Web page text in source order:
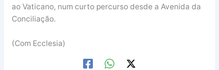
ao Vaticano, num curto percurso desde a Avenida da
Conciliação.
(Com Ecclesia)